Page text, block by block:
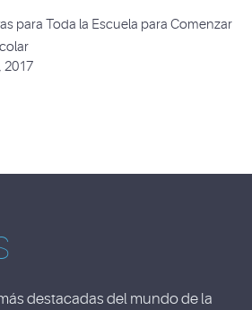
para Toda la Escuela para Comenzar
2017
destacadas del mundo de la